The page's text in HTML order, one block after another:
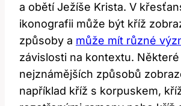
a obětí Ježíše Krista. V
ikonografii může být kříž
způsoby a může mít různé
závislosti na kontextu. Některé
nejznámějších způsobů
například kříž s korpuskem,